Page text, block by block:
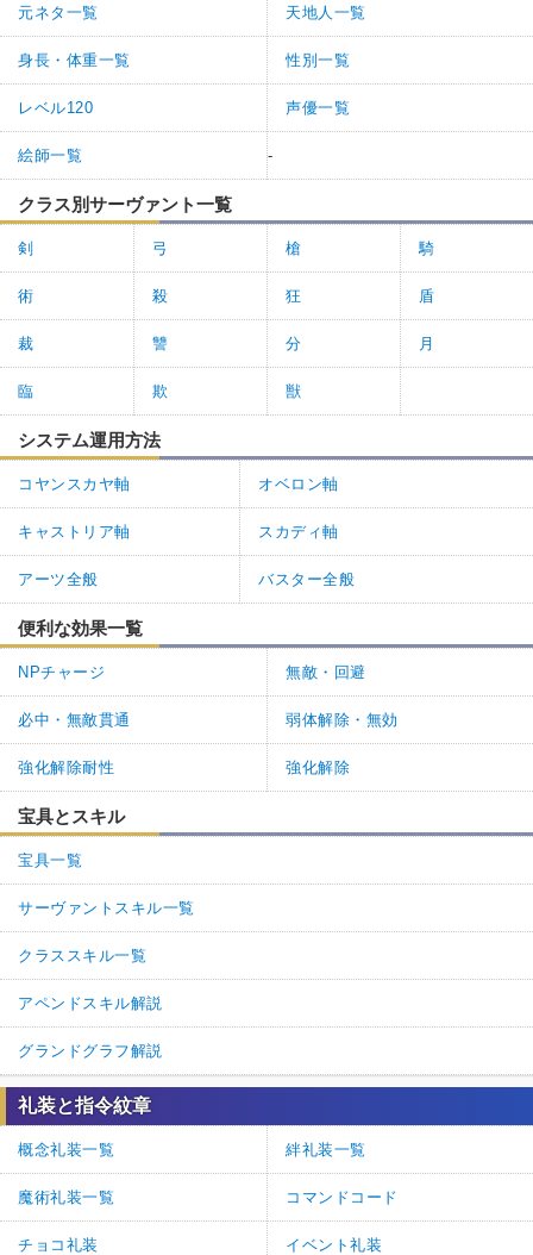
元ネタ一覧 天地人一覧
身長・体重一覧 性別一覧
レベル120 声優一覧
絵師一覧 -
クラス別サーヴァント一覧
剣 弓 槍 騎
術 殺 狂 盾
裁 讐 分 月
臨 欺 獣
システム運用方法
コヤンスカヤ軸 オベロン軸
キャストリア軸 スカディ軸
アーツ全般 バスター全般
便利な効果一覧
NPチャージ 無敵・回避
必中・無敵貫通 弱体解除・無効
強化解除耐性 強化解除
宝具とスキル
宝具一覧
サーヴァントスキル一覧
クラススキル一覧
アペンドスキル解説
グランドグラフ解説
礼装と指令紋章
概念礼装一覧 絆礼装一覧
魔術礼装一覧 コマンドコード
チョコ礼装 イベント礼装